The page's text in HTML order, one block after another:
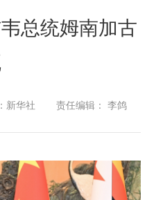
总统姆南加古
新华社 责任编辑： 李鸽